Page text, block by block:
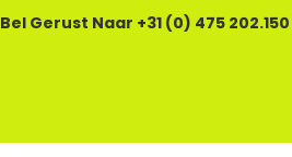
Bel Gerust Naar +31 (0) 475